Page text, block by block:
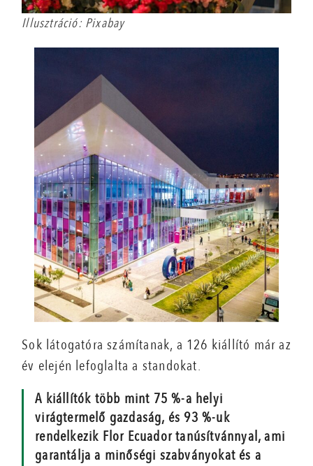
Illusztráció: Pixabay
Sok látogatóra számítanak, a 126 kiállító már az
év elején lefoglalta a standokat.
A kiállítók több mint 75 %-a helyi
virágtermelő gazdaság, és 93 %-uk
rendelkezik Flor Ecuador tanúsítvánnyal, ami
garantálja a minőségi szabványokat és a